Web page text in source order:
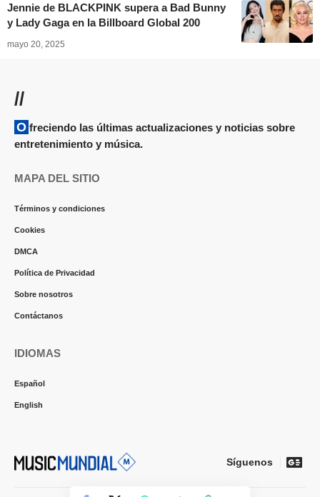
Jennie de BLACKPINK supera a Bad Bunny
y Lady Gaga en la Billboard Global 200
mayo 20, 2025
//
Ofreciendo las últimas actualizaciones y noticias sobre
entretenimiento y música.
MAPA DEL SITIO
Términos y condiciones
Cookies
DMCA
Política de Privacidad
Sobre nosotros
Contáctanos
IDIOMAS
Español
English
Síguenos